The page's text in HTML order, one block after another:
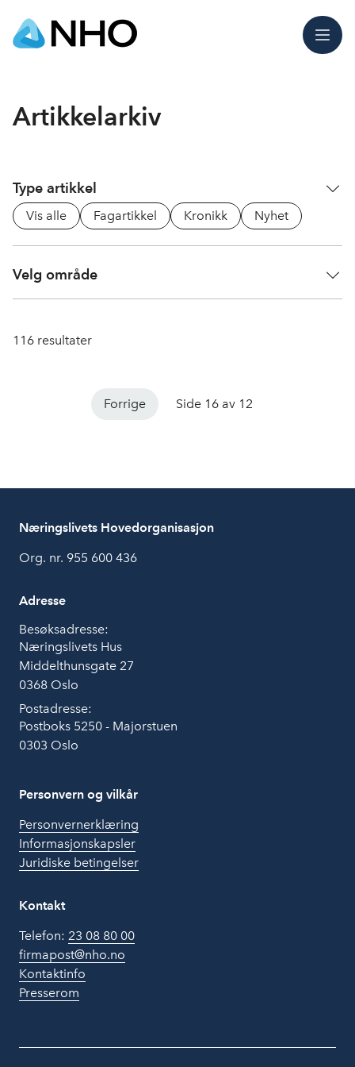
Meny
Artikkelarkiv
Type artikkel
Vis alle Fagartikkel Kronikk Nyhet
Velg område
116 resultater
Forrige Side 16 av 12
Næringslivets Hovedorganisasjon
Org. nr. 955 600 436
Adresse
Besøksadresse:
Næringslivets Hus
Middelthunsgate 27
0368 Oslo
Postadresse:
Postboks 5250 - Majorstuen
0303 Oslo
Personvern og vilkår
Personvernerklæring
Informasjonskapsler
Juridiske betingelser
Kontakt
Telefon: 23 08 80 00
firmapost@nho.no
Kontaktinfo
Presserom